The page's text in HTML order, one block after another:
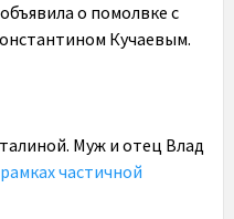
объявила о помолвке с
Кучаевым.
Муж и отец Влад
частичной